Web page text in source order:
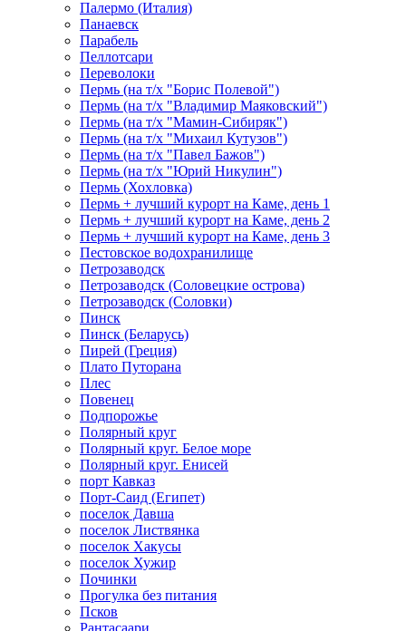
Палермо (Италия)
Панаевск
Парабель
Пеллотсари
Переволоки
Пермь (на т/х "Борис Полевой")
Пермь (на т/х "Владимир Маяковский")
Пермь (на т/х "Мамин-Сибиряк")
Пермь (на т/х "Михаил Кутузов")
Пермь (на т/х "Павел Бажов")
Пермь (на т/х "Юрий Никулин")
Пермь (Хохловка)
Пермь + лучший курорт на Каме, день 1
Пермь + лучший курорт на Каме, день 2
Пермь + лучший курорт на Каме, день 3
Пестовское водохранилище
Петрозаводск
Петрозаводск (Соловецкие острова)
Петрозаводск (Соловки)
Пинск
Пинск (Беларусь)
Пирей (Греция)
Плато Путорана
Плес
Повенец
Подпорожье
Полярный круг
Полярный круг. Белое море
Полярный круг. Енисей
порт Кавказ
Порт-Саид (Египет)
поселок Давша
поселок Листвянка
поселок Хакусы
поселок Хужир
Починки
Прогулка без питания
Псков
Рантасаари